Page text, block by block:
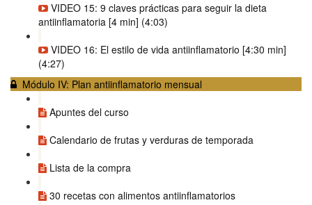
VIDEO 15: 9 claves prácticas para seguir la dieta
antiinflamatoria [4 min] (4:03)
VIDEO 16: El estilo de vida antiinflamatorio [4:30 min]
(4:27)
Módulo IV: Plan antiinflamatorio mensual
Apuntes del curso
Calendario de frutas y verduras de temporada
Lista de la compra
30 recetas con alimentos antiinflamatorios